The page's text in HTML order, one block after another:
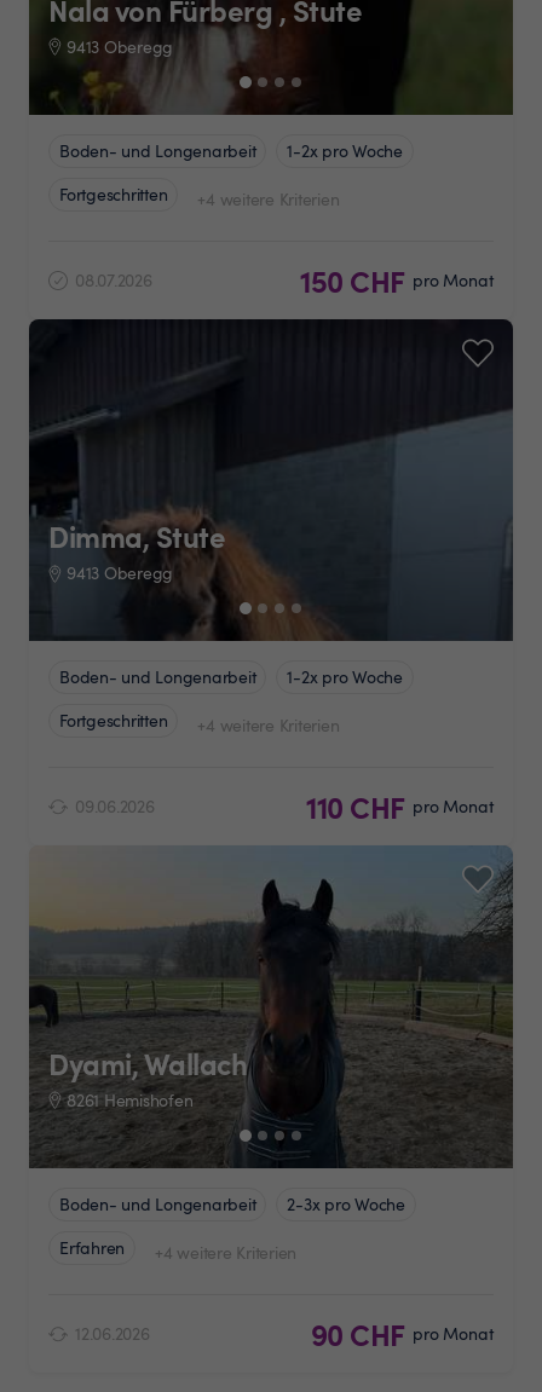
Nala von Fürberg , Stute
9413 Oberegg
Boden- und Longenarbeit
1-2x pro Woche
Fortgeschritten
+4 weitere Kriterien
08.07.2026 150 CHF pro Monat
Dimma, Stute
9413 Oberegg
Boden- und Longenarbeit
1-2x pro Woche
Fortgeschritten
+4 weitere Kriterien
09.06.2026 110 CHF pro Monat
Dyami, Wallach
8261 Hemishofen
Boden- und Longenarbeit
2-3x pro Woche
Erfahren
+4 weitere Kriterien
12.06.2026 90 CHF pro Monat